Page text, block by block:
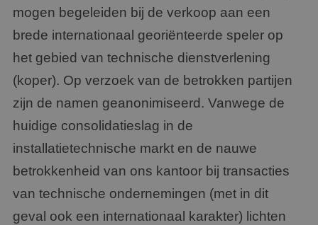
mogen begeleiden bij de verkoop aan een
brede internationaal georiënteerde speler op
het gebied van technische dienstverlening
(koper). Op verzoek van de betrokken partijen
zijn de namen geanonimiseerd. Vanwege de
huidige consolidatieslag in de
installatietechnische markt en de nauwe
betrokkenheid van ons kantoor bij transacties
van technische ondernemingen (met in dit
geval ook een internationaal karakter) lichten